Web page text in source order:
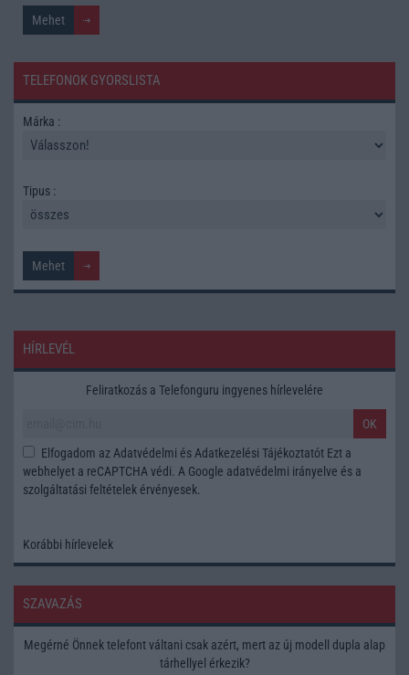
TELEFONOK GYORSLISTA
Márka :
Tipus :
HÍRLEVÉL
Feliratkozás a Telefonguru ingyenes hírlevelére
OK
Elfogadom az Adatvédelmi és Adatkezelési Tájékoztatót Ezt a
webhelyet a reCAPTCHA védi. A Google adatvédelmi irányelve és a
szolgáltatási feltételek érvényesek.
Korábbi hírlevelek
SZAVAZÁS
Megérné Önnek telefont váltani csak azért, mert az új modell dupla alap
tárhellyel érkezik?